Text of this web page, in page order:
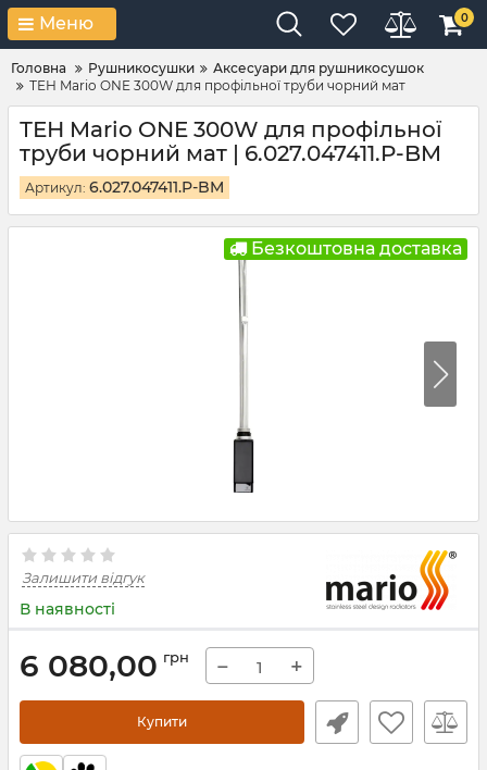
Меню 0
Головна Рушникосушки
Аксесуари для рушникосушок
ТЕН Mario ONE 300W для профільної труби чорний мат
ТЕН Mario ONE 300W для профільної
труби чорний мат | 6.027.047411.P-BM
Артикул: 6.027.047411.P-BM
Безкоштовна доставка
Залишити відгук
В наявності
6 080,00 грн − +
Купити